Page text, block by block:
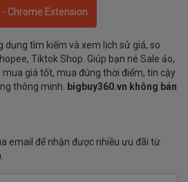
Chrome Extension
dụng tìm kiếm và xem lịch sử giá, so
Tiktok Shop. Giúp bạn né Sale ảo,
giá tốt, mua đúng thời điểm, tin cậy
thông minh. bigbuy360.vn không bán
email để nhận được nhiều ưu đãi từ